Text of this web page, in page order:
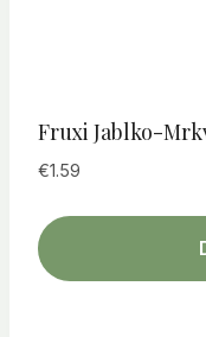
Fruxi Jablko-
€1.59